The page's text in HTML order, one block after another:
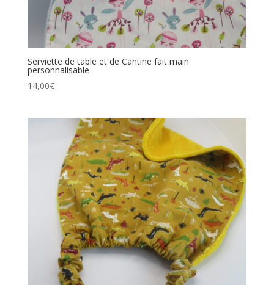
Serviette de table et de Cantine fait main
personnalisable
14,00€